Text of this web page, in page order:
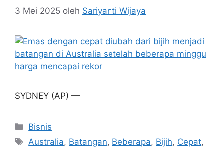
3 Mei 2025 oleh Sariyanti Wijaya
SYDNEY (AP) —
Kategori
Bisnis
Tag
Australia, Batangan, Beberapa, Bijih, Cepat,